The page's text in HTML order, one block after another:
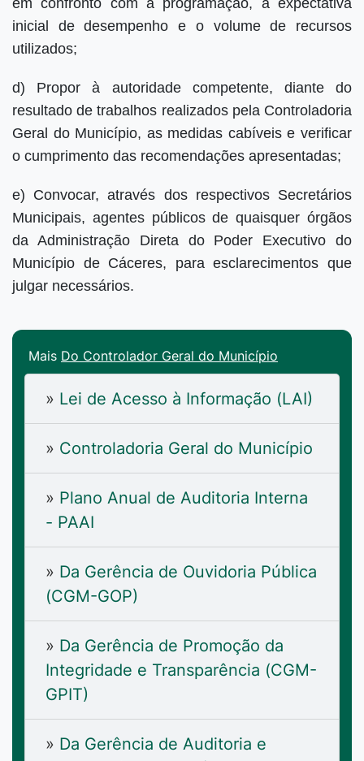
inicial de desempenho e o volume de recursos
utilizados;
d) Propor à autoridade competente, diante do
resultado de trabalhos realizados pela Controladoria
Geral do Município, as medidas cabíveis e verificar
o cumprimento das recomendações apresentadas;
e) Convocar, através dos respectivos Secretários
Municipais, agentes públicos de quaisquer órgãos
da Administração Direta do Poder Executivo do
Município de Cáceres, para esclarecimentos que
julgar necessários.
Mais Do Controlador Geral do Município
» Lei de Acesso à Informação (LAI)
» Controladoria Geral do Município
» Plano Anual de Auditoria Interna
- PAAI
» Da Gerência de Ouvidoria Pública
(CGM-GOP)
» Da Gerência de Promoção da
Integridade e Transparência (CGM-
GPIT)
» Da Gerência de Auditoria e